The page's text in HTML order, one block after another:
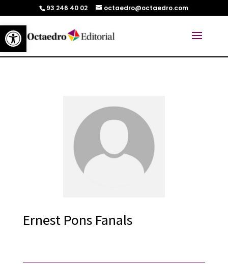
Abrir barra de herramientas
93 246 40 02 octaedro@octaedro.com
Ernest Pons Fanals